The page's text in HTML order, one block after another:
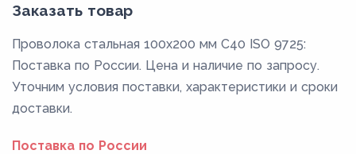
Заказать товар
Проволока стальная 100х200 мм C40 ISO 9725:
Поставка по России. Цена и наличие по запросу.
Уточним условия поставки, характеристики и сроки
доставки.
Поставка по России